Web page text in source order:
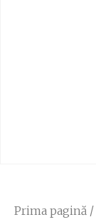
Prima pagină /